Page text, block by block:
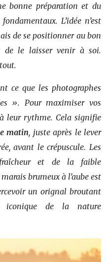
bonne préparation et du
L’idée n’est
de se positionner au bon
de le laisser venir à soi.
ce que les photographes
». Pour maximiser vos
leur rythme. Cela signifie
matin, juste après le lever
avant le crépuscule. Les
et de la faible
brumeux à l’aube est
un orignal broutant
iconique de la nature